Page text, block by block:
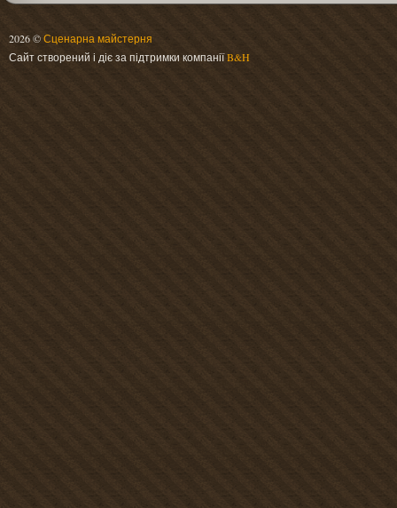
2026 ©Сценарна майстерня
Сайт створений і діє за підтримки компаніїB&H